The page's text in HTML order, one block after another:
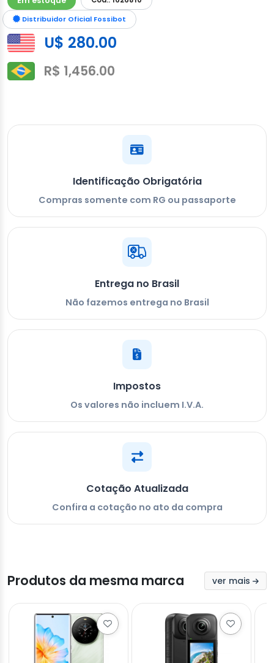
Distribuidor Oficial Fossibot
U$ 280.00
R$ 1,456.00
Identificação Obrigatória
Compras somente com RG ou passaporte
Entrega no Brasil
Não fazemos entrega no Brasil
Impostos
Os valores não incluem I.V.A.
Cotação Atualizada
Confira a cotação no ato da compra
Produtos da mesma marca ver mais